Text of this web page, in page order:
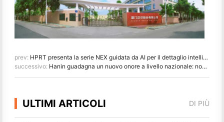
prev: HPRT presenta la serie NEX guidata da AI per il dettaglio intelligente a CHINASHOP 2026
successivo: Hanin guadagna un nuovo onore a livello nazionale: nominato "2026 Made in China · Trusted Brand by Consumers"
ULTIMI ARTICOLI DI PIÙ